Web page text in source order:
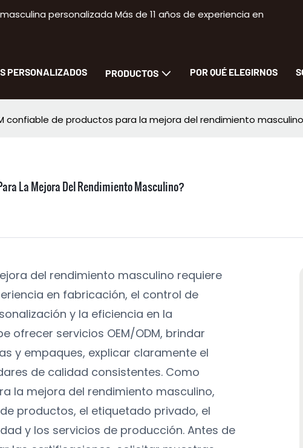
personalizada Más de 11 años de experiencia en
PERSONALIZADOS PRODUCTOS POR QUÉ ELEGIRNOS
confiable de productos para la mejora del rendimiento
La Mejora Del Rendimiento Masculino?
del rendimiento masculino requiere
en fabricación, el control de
y la eficiencia en la
ofrecer servicios OEM/ODM, brindar
y empaques, explicar claramente el
de calidad consistentes. Como
la mejora del rendimiento masculino,
productos, el etiquetado privado, el
y los servicios de producción. Antes de